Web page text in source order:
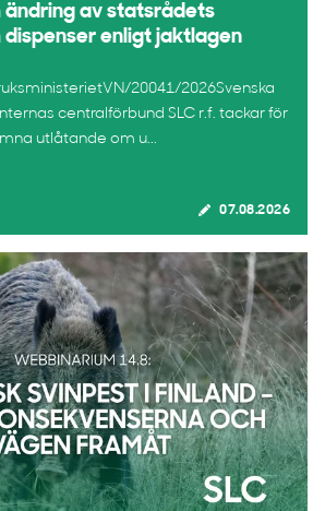
ändring av statsrådets
enligt jaktlagen
20041/2026Svenska
centralförbund SLC r.f. tackar för
utlåtande om u...
07.08.2026